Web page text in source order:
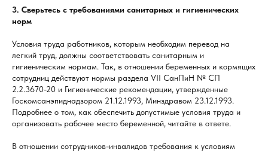
3. Сверьтесь с требованиями санитарных и гигиенических
норм
Условия труда работников, которым необходим перевод на
легкий труд, должны соответствовать санитарным и
гигиеническим нормам. Так, в отношении беременных и кормящих
сотрудниц действуют нормы раздела VII СанПиН № СП
2.2.3670-20 и Гигиенические рекомендации, утвержденные
Госкомсанэпиднадзором 21.12.1993, Минздравом 23.12.1993.
Подробнее о том, как обеспечить допустимые условия труда и
организовать рабочее место беременной, читайте в ответе.
В отношении сотрудников-инвалидов требования к условиям